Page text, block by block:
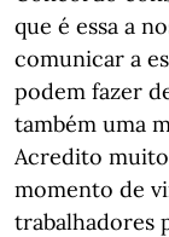
que é essa a
comunicar a
podem fazer
também uma
Acredito
momento de
trabalhadores